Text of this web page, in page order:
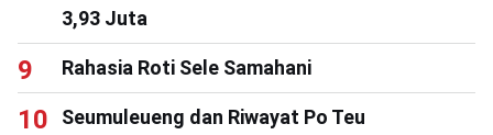
3,93 Juta
Rahasia Roti Sele Samahani
Seumuleueng dan Riwayat Po Teu